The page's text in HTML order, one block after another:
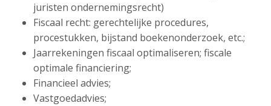
juristen ondernemingsrecht)
Fiscaal recht: gerechtelijke procedures,
procestukken, bijstand boekenonderzoek, etc.;
Jaarrekeningen fiscaal optimaliseren; fiscale
optimale financiering;
Financieel advies;
Vastgoedadvies;